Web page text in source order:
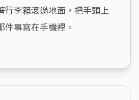
行李箱滾過地面，把手頭上
件事寫在手機裡。